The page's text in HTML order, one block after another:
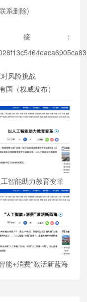
系删除)
：
风险挑战
国（权威发布）
智能助力教育变革
能+消费”激活新蓝海